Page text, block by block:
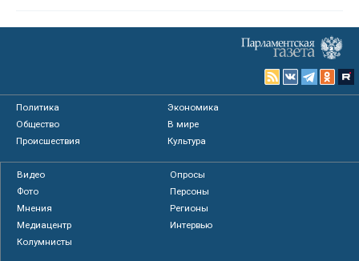
Политика
Экономика
Общество
В мире
Происшествия
Культура
Видео
Опросы
Фото
Персоны
Мнения
Регионы
Медиацентр
Интервью
Колумнисты